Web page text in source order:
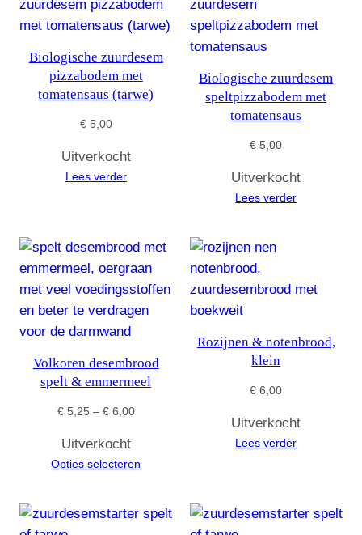
Biologische zuurdesem
pizzabodem met
tomatensaus (tarwe)
€5,00
Uitverkocht
Lees verder
Biologische zuurdesem
speltpizzabodem met
tomatensaus
€ 5,00
Uitverkocht
Lees verder
Volkoren desembrood
spelt & emmermeel
€5,25 – €6,00Prijsklasse:
€ 6,00
Uitverkocht
Opties selecteren
Rozijnen & notenbrood,
klein
€ 6,00
Uitverkocht
Lees verder